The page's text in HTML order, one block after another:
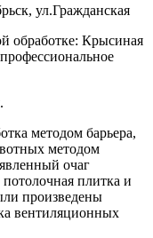
ул.Гражданская
обработке: Крысиная
методом барьера,
методом
очаг
потолочная плитка и
произведены
вентиляционных